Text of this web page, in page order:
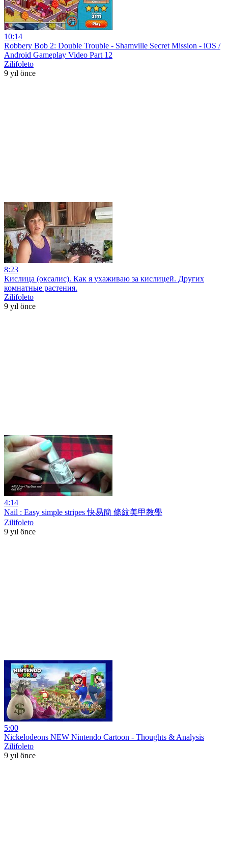
10:14
Robbery Bob 2: Double Trouble - Shamville Secret Mission - iOS /
Android Gameplay Video Part 12
Zilifoleto
9 yıl önce
8:23
Кислица (оксалис). Как я ухаживаю за кислицей. Других
комнатные растения.
Zilifoleto
9 yıl önce
4:14
Nail : Easy simple stripes 快易簡 條紋美甲教學
Zilifoleto
9 yıl önce
5:00
Nickelodeons NEW Nintendo Cartoon - Thoughts & Analysis
Zilifoleto
9 yıl önce